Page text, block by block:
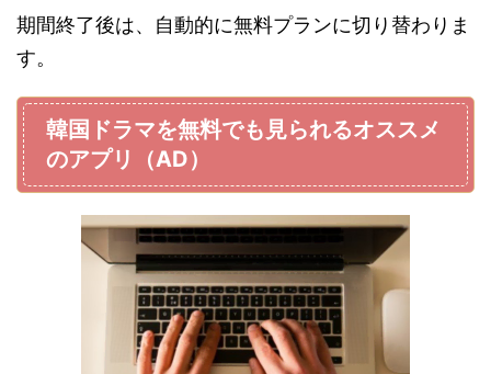
期間終了後は、自動的に無料プランに切り替わりま
す。
韓国ドラマを無料でも見られるオススメ
のアプリ（AD）